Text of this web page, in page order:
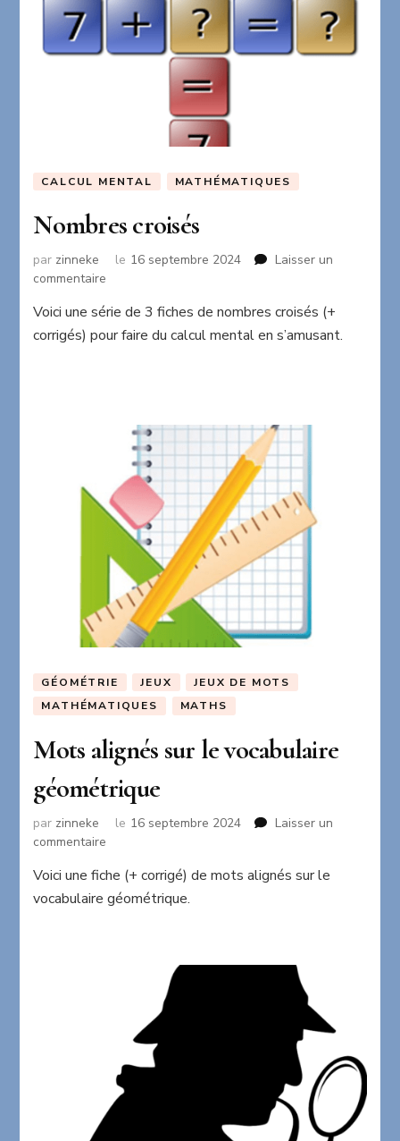
CALCUL MENTAL MATHÉMATIQUES
Nombres croisés
par zinneke le 16 septembre 2024
Laisser un
commentaire
croisés
Voici une série de 3 fiches de nombres croisés (+
corrigés) pour faire du calcul mental en s’amusant.
GÉOMÉTRIE JEUX
JEUX DE MOTS
MATHÉMATIQUES
MATHS
Mots alignés sur le vocabulaire
géométrique
par zinneke le 16 septembre 2024
Laisser un
commentaire
alignés
sur
Voici une fiche (+ corrigé) de mots alignés sur le
vocabulaire géométrique.